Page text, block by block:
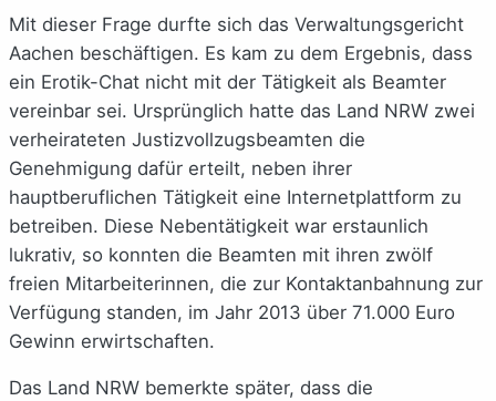
Mit dieser Frage durfte sich das Verwaltungsgericht
Aachen beschäftigen. Es kam zu dem Ergebnis, dass
ein Erotik-Chat nicht mit der Tätigkeit als Beamter
vereinbar sei. Ursprünglich hatte das Land NRW zwei
verheirateten Justizvollzugsbeamten die
Genehmigung dafür erteilt, neben ihrer
hauptberuflichen Tätigkeit eine Internetplattform zu
betreiben. Diese Nebentätigkeit war erstaunlich
lukrativ, so konnten die Beamten mit ihren zwölf
freien Mitarbeiterinnen, die zur Kontaktanbahnung zur
Verfügung standen, im Jahr 2013 über 71.000 Euro
Gewinn erwirtschaften.
Das Land NRW bemerkte später, dass die